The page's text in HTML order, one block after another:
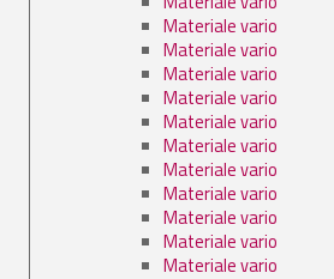
Materiale vario
Materiale vario
Materiale vario
Materiale vario
Materiale vario
Materiale vario
Materiale vario
Materiale vario
Materiale vario
Materiale vario
Materiale vario